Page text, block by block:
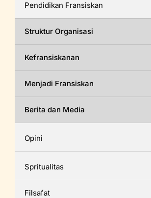
Pendidikan Fransiskan
Struktur Organisasi
Kefransiskanan
Menjadi Fransiskan
Berita dan Media
Opini
Spritualitas
Filsafat